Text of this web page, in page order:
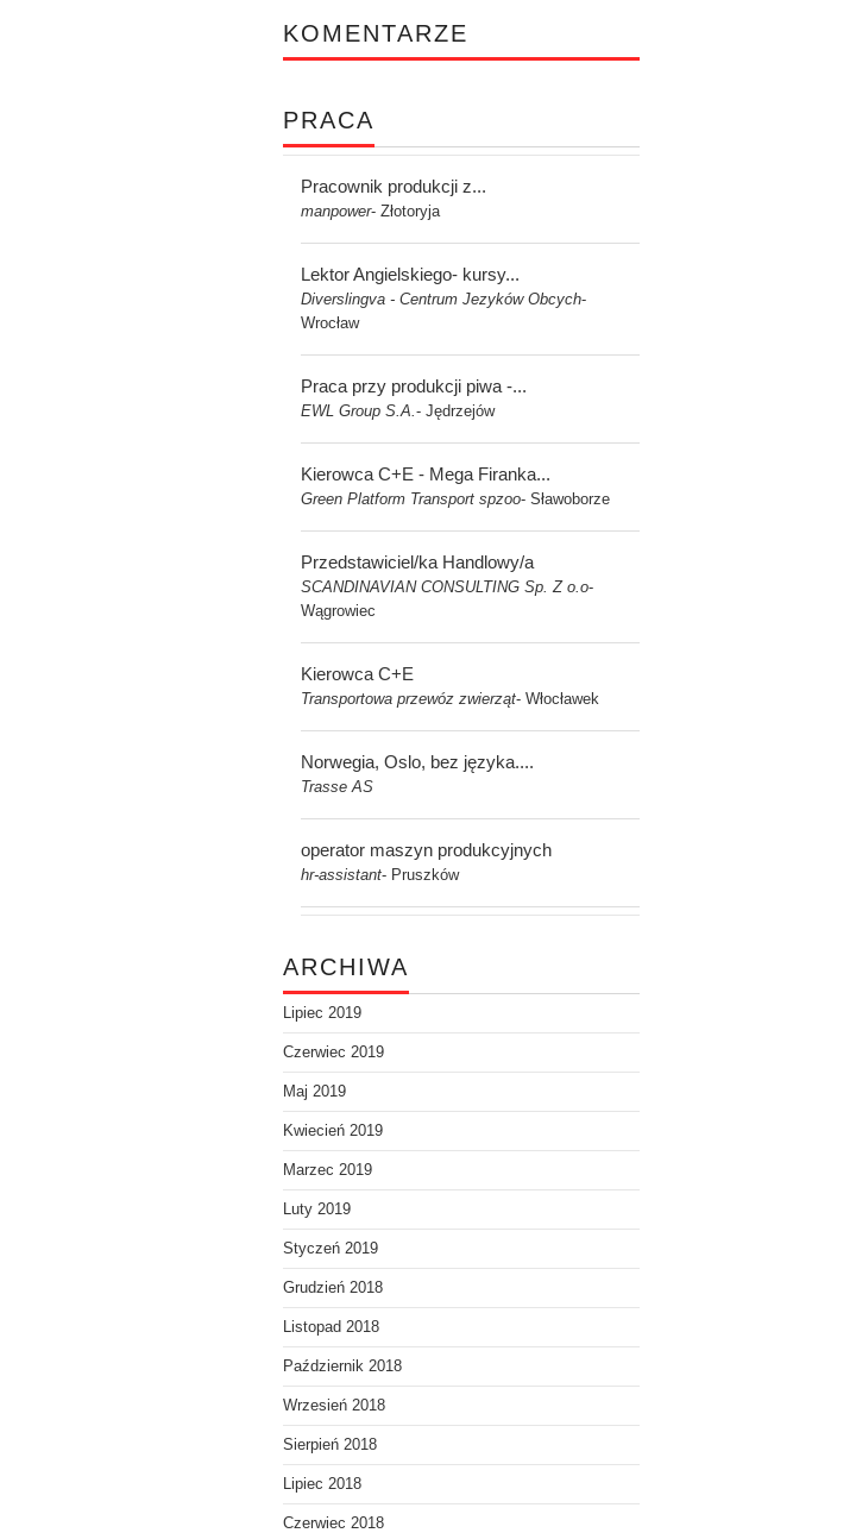
KOMENTARZE
PRACA
Pracownik produkcji z...
manpower- Złotoryja
Lektor Angielskiego- kursy...
Diverslingva - Centrum Jezyków Obcych-
Wrocław
Praca przy produkcji piwa -...
EWL Group S.A.- Jędrzejów
Kierowca C+E - Mega Firanka...
Green Platform Transport spzoo- Sławoborze
Przedstawiciel/ka Handlowy/a
SCANDINAVIAN CONSULTING Sp. Z o.o-
Wągrowiec
Kierowca C+E
Transportowa przewóz zwierząt- Włocławek
Norwegia, Oslo, bez języka....
Trasse AS
operator maszyn produkcyjnych
hr-assistant- Pruszków
ARCHIWA
Lipiec 2019
Czerwiec 2019
Maj 2019
Kwiecień 2019
Marzec 2019
Luty 2019
Styczeń 2019
Grudzień 2018
Listopad 2018
Październik 2018
Wrzesień 2018
Sierpień 2018
Lipiec 2018
Czerwiec 2018